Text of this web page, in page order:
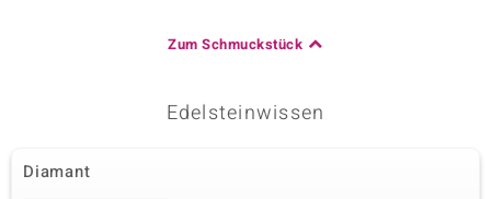
Zum Schmuckstück
Edelsteinwissen
Diamant